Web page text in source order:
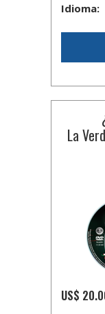
Idioma:
La
US$